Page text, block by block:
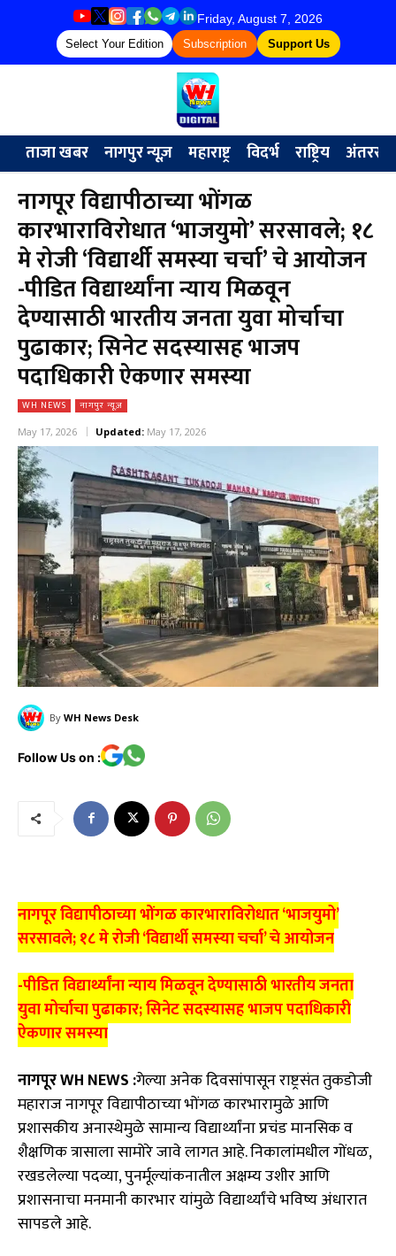
Friday, August 7, 2026
Select Your Edition Subscription Support Us
ताजा खबर नागपुर न्यूज़ महाराष्ट्र विदर्भ राष्ट्रिय
नागपूर विद्यापीठाच्या भोंगळ
कारभाराविरोधात ‘भाजयुमो’ सरसावले; १८
मे रोजी ‘विद्यार्थी समस्या चर्चा’ चे आयोजन
-​पीडित विद्यार्थ्यांना न्याय मिळवून
देण्यासाठी भारतीय जनता युवा मोर्चाचा
पुढाकार; सिनेट सदस्यासह भाजप
पदाधिकारी ऐकणार समस्या
WH NEWS नागपुर न्यूज़
May 17, 2026 Updated: May 17, 2026
By WH News Desk
Follow Us on :
नागपूर विद्यापीठाच्या भोंगळ कारभाराविरोधात ‘भाजयुमो’
सरसावले; १८ मे रोजी ‘विद्यार्थी समस्या चर्चा’ चे आयोजन
-​पीडित विद्यार्थ्यांना न्याय मिळवून देण्यासाठी भारतीय जनता
युवा मोर्चाचा पुढाकार; सिनेट सदस्यासह भाजप पदाधिकारी
ऐकणार समस्या
नागपूर WH NEWS :गेल्या अनेक दिवसांपासून राष्ट्रसंत तुकडोजी
महाराज नागपूर विद्यापीठाच्या भोंगळ कारभारामुळे आणि
प्रशासकीय अनास्थेमुळे सामान्य विद्यार्थ्यांना प्रचंड मानसिक व
शैक्षणिक त्रासाला सामोरे जावे लागत आहे. निकालांमधील गोंधळ,
रखडलेल्या पदव्या, पुनर्मूल्यांकनातील अक्षम्य उशीर आणि
प्रशासनाचा मनमानी कारभार यांमुळे विद्यार्थ्यांचे भविष्य अंधारात
सापडले आहे.